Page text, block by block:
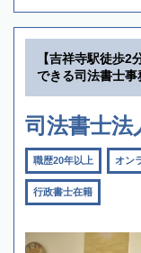
【吉祥寺駅徒歩
できる司法書士事
司法書士法
職歴20年以上 オン
行政書士在籍